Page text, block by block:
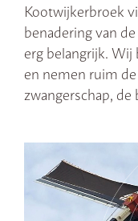
Kootwijkerbroek
benadering van
erg belangrijk. Wij
en nemen ruim
zwangerschap,